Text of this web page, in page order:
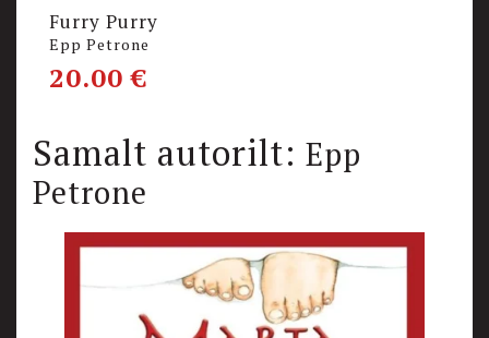
Furry Purry
Epp Petrone
20.00€
Samalt autorilt: Epp
Petrone